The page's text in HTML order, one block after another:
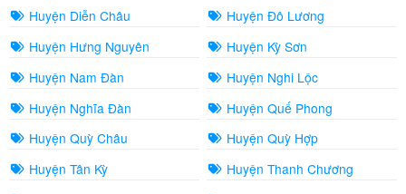
Huyện Diễn Châu
Huyện Đô Lương
Huyện Hưng Nguyên
Huyện Kỳ Sơn
Huyện Nam Đàn
Huyện Nghi Lộc
Huyện Nghĩa Đàn
Huyện Quế Phong
Huyện Quỳ Châu
Huyện Quỳ Hợp
Huyện Tân Kỳ
Huyện Thanh Chương